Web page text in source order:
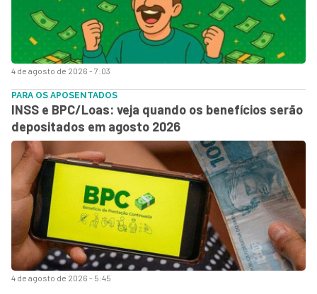
4 de agosto de 2026 - 7:03
4 de agosto de 2026 - 5:45
PARA OS APOSENTADOS
INSS e BPC/Loas: veja quando os benefícios serão
depositados em agosto 2026